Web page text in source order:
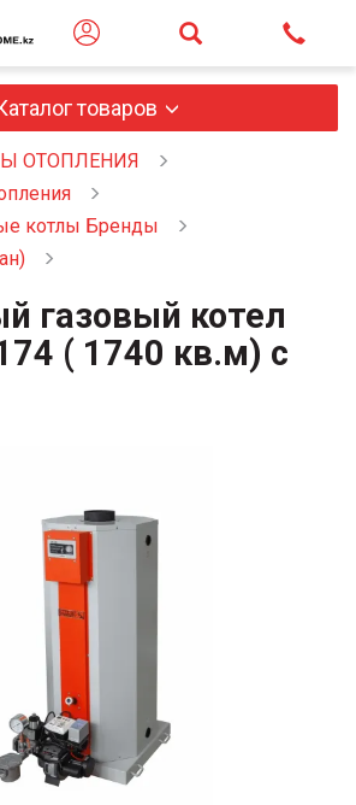
товаров
ОТОПЛЕНИЯ
котлы Бренды
газовый котел
( 1740 кв.м) с